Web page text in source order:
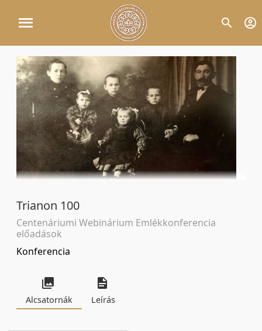
Trianon 100
Centenáriumi Webinárium Emlékkonferencia
előadások
Konferencia
Alcsatornák Leírás